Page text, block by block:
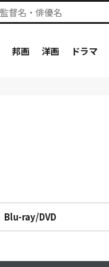
邦画 洋画 ドラマ
Blu-ray/DVD